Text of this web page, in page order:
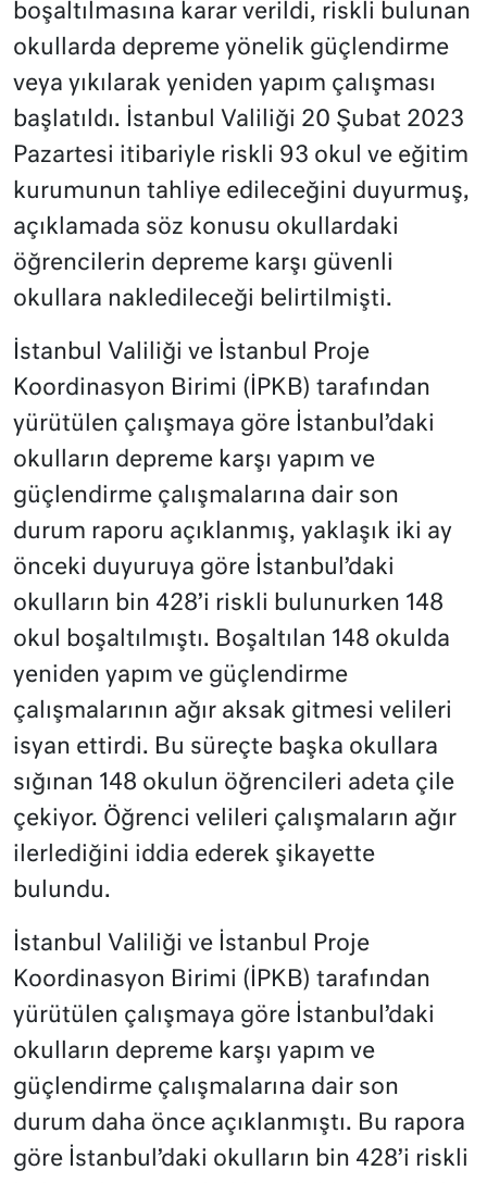
boşaltılmasına karar verildi, riskli bulunan
okullarda depreme yönelik güçlendirme
veya yıkılarak yeniden yapım çalışması
başlatıldı. İstanbul Valiliği 20 Şubat 2023
Pazartesi itibariyle riskli 93 okul ve eğitim
kurumunun tahliye edileceğini duyurmuş,
açıklamada söz konusu okullardaki
öğrencilerin depreme karşı güvenli
okullara nakledileceği belirtilmişti.
İstanbul Valiliği ve İstanbul Proje
Koordinasyon Birimi (İPKB) tarafından
yürütülen çalışmaya göre İstanbul’daki
okulların depreme karşı yapım ve
güçlendirme çalışmalarına dair son
durum raporu açıklanmış, yaklaşık iki ay
önceki duyuruya göre İstanbul’daki
okulların bin 428’i riskli bulunurken 148
okul boşaltılmıştı. Boşaltılan 148 okulda
yeniden yapım ve güçlendirme
çalışmalarının ağır aksak gitmesi velileri
isyan ettirdi. Bu süreçte başka okullara
sığınan 148 okulun öğrencileri adeta çile
çekiyor. Öğrenci velileri çalışmaların ağır
ilerlediğini iddia ederek şikayette
bulundu.
İstanbul Valiliği ve İstanbul Proje
Koordinasyon Birimi (İPKB) tarafından
yürütülen çalışmaya göre İstanbul’daki
okulların depreme karşı yapım ve
güçlendirme çalışmalarına dair son
durum daha önce açıklanmıştı. Bu rapora
göre İstanbul’daki okulların bin 428’i riskli